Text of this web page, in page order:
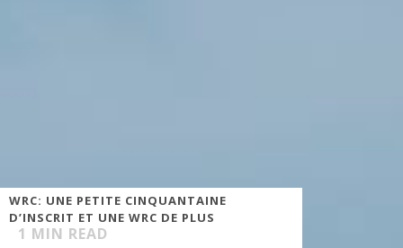
WRC: UNE PETITE CINQUANTAINE
D’INSCRIT ET UNE WRC DE PLUS
1 MIN READ